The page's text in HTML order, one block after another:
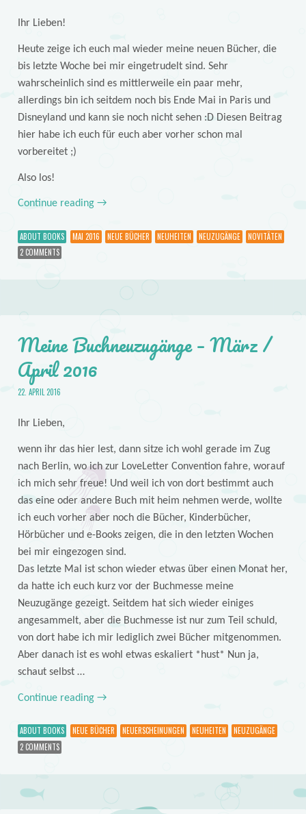
Ihr Lieben!
Heute zeige ich euch mal wieder meine neuen Bücher, die
bis letzte Woche bei mir eingetrudelt sind. Sehr
wahrscheinlich sind es mittlerweile ein paar mehr,
allerdings bin ich seitdem noch bis Ende Mai in Paris und
Disneyland und kann sie noch nicht sehen :D Diesen Beitrag
hier habe ich euch für euch aber vorher schon mal
vorbereitet ;)
Also los!
Continue reading →
ABOUT BOOKS MAI 2016 NEUE BÜCHER NEUHEITEN NEUZUGÄNGE
NOVITÄTEN
2 COMMENTS
Meine Buchneuzugänge – März /
April 2016
22. APRIL 2016
Ihr Lieben,
wenn ihr das hier lest, dann sitze ich wohl gerade im Zug
nach Berlin, wo ich zur LoveLetter Convention fahre, worauf
ich mich sehr freue! Und weil ich von dort bestimmt auch
das eine oder andere Buch mit heim nehmen werde, wollte
ich euch vorher aber noch die Bücher, Kinderbücher,
Hörbücher und e-Books zeigen, die in den letzten Wochen
bei mir eingezogen sind.
Das letzte Mal ist schon wieder etwas über einen Monat her,
da hatte ich euch kurz vor der Buchmesse meine
Neuzugänge gezeigt. Seitdem hat sich wieder einiges
angesammelt, aber die Buchmesse ist nur zum Teil schuld,
von dort habe ich mir lediglich zwei Bücher mitgenommen.
Aber danach ist es wohl etwas eskaliert *hust* Nun ja,
schaut selbst …
Continue reading →
ABOUT BOOKS NEUE BÜCHER NEUERSCHEINUNGEN NEUHEITEN
NEUZUGÄNGE
2 COMMENTS